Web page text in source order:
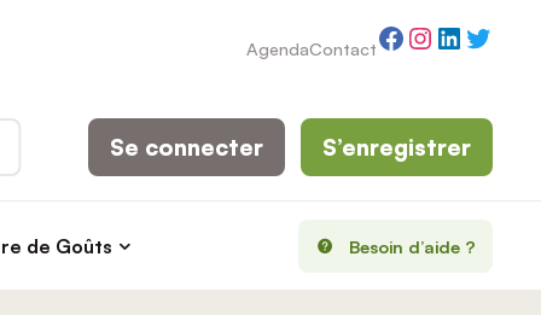
AgendaContactFacebook
Instagram
de Goûts Besoin d’aide ?
Se connecter S’enregistrer